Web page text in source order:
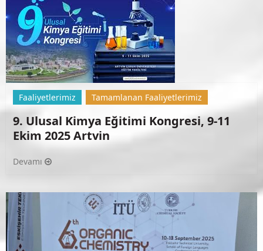
Faaliyetlerimiz Tamamlanan Faaliyetlerimiz
9. Ulusal Kimya Eğitimi Kongresi, 9-11
Ekim 2025 Artvin
Devamı